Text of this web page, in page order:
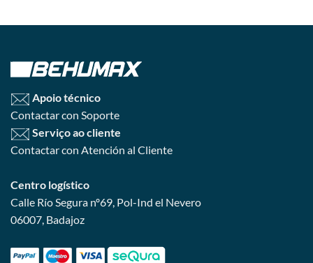
Apoio técnico
Contactar con Soporte
Serviço ao cliente
Contactar con Atención al Cliente
Centro logístico
Calle Río Segura nº69, Pol-Ind el Nevero
06007, Badajoz